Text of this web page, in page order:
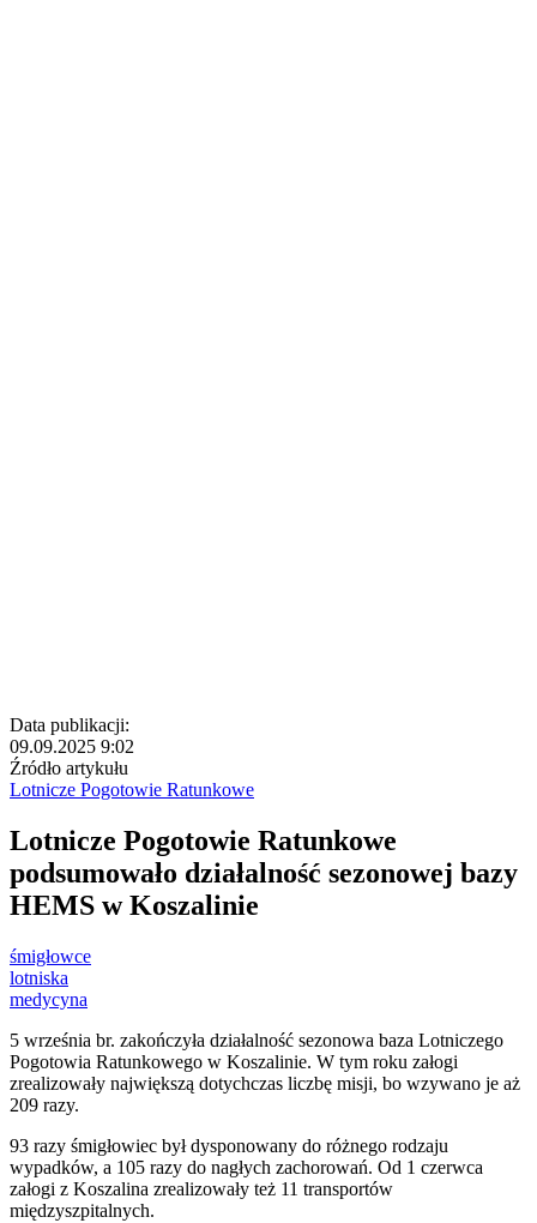
Data publikacji:
09.09.2025 9:02
Źródło artykułu
Lotnicze Pogotowie Ratunkowe
Lotnicze Pogotowie Ratunkowe
podsumowało działalność sezonowej bazy
HEMS w Koszalinie
śmigłowce
lotniska
medycyna
5 września br. zakończyła działalność sezonowa baza Lotniczego
Pogotowia Ratunkowego w Koszalinie. W tym roku załogi
zrealizowały największą dotychczas liczbę misji, bo wzywano je aż
209 razy.
93 razy śmigłowiec był dysponowany do różnego rodzaju
wypadków, a 105 razy do nagłych zachorowań. Od 1 czerwca
załogi z Koszalina zrealizowały też 11 transportów
międzyszpitalnych.